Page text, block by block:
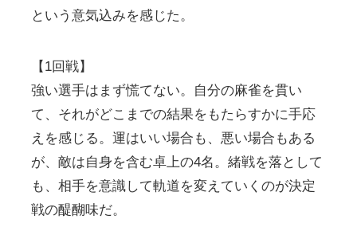
という意気込みを感じた。
【1回戦】
強い選手はまず慌てない。自分の麻雀を貫い
て、それがどこまでの結果をもたらすかに手応
えを感じる。運はいい場合も、悪い場合もある
が、敵は自身を含む卓上の4名。緒戦を落として
も、相手を意識して軌道を変えていくのが決定
戦の醍醐味だ。